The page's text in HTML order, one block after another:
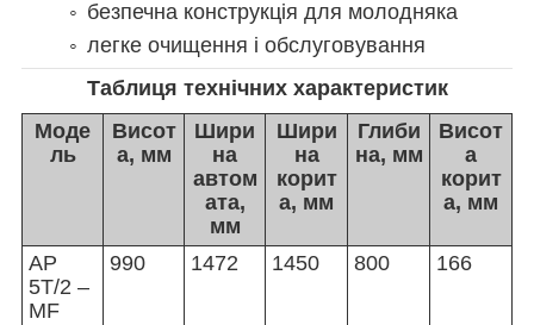
безпечна конструкція для молодняка
легке очищення і обслуговування
Таблиця технічних характеристик
Моде
ль
Висот
а, мм
Шири
на
автом
ата,
мм
Шири
на
корит
а, мм
Глиби
на, мм
Висот
а
корит
а, мм
AP
5T/2 –
MF
990 1472 1450 800 166